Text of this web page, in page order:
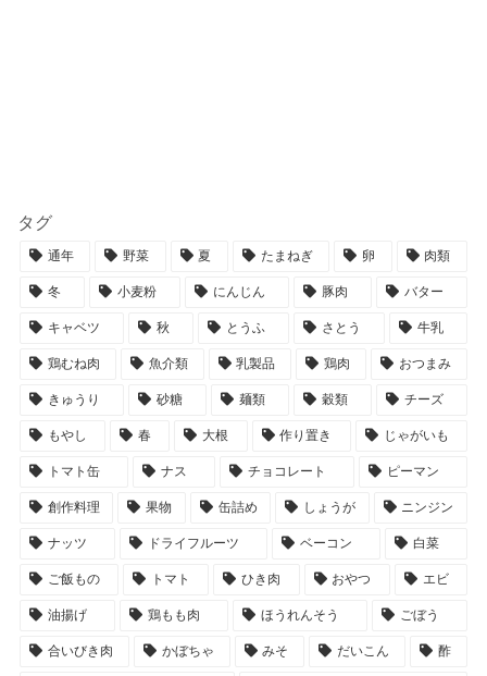
タグ
通年 野菜 夏 たまねぎ 卵 肉類
冬 小麦粉 にんじん 豚肉 バター
キャベツ 秋 とうふ さとう 牛乳
鶏むね肉 魚介類 乳製品 鶏肉 おつまみ
きゅうり 砂糖 麺類 穀類 チーズ
もやし 春 大根 作り置き じゃがいも
トマト缶 ナス チョコレート ピーマン
創作料理 果物 缶詰め しょうが ニンジン
ナッツ ドライフルーツ ベーコン 白菜
ご飯もの トマト ひき肉 おやつ エビ
油揚げ 鶏もも肉 ほうれんそう ごぼう
合いびき肉 かぼちゃ みそ だいこん 酢